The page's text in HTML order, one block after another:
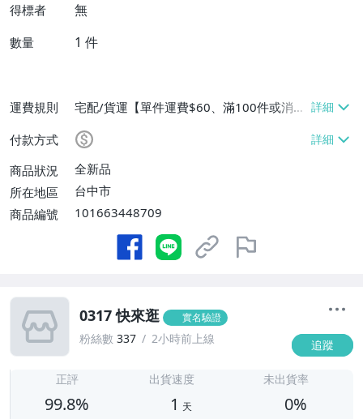
得標者 無
數量 1 件
運費規則
宅配/貨運【單件運費$60、滿100件或消費
滿$9999免運費】
付款方式
商品狀況
全新品
所在地區
台中市
商品編號
101663448709
0317 快來逛 實名驗證
粉絲數 337 2小時前上線 追蹤
正評
99.8%
出貨速度
1 天
未出貨率
0%